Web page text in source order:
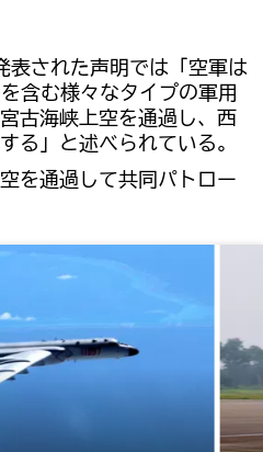
表された声明では「空軍は
含む様々なタイプの軍用
古海峡上空を通過し、西
る」と述べられている。
を通過して共同パトロー